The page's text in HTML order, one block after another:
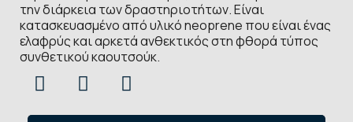
την διάρκεια των δραστηριοτήτων. Είναι
κατασκευασμένο από υλικό neoprene που είναι ένας
ελαφρύς και αρκετά ανθεκτικός στη φθορά τύπος
συνθετικού καουτσούκ.